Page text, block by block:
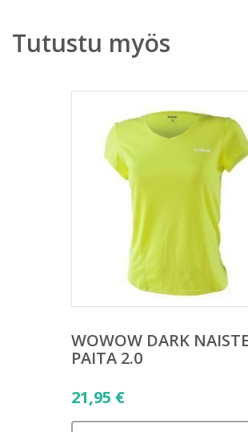
Tutustu myös
WOWOW DARK
PAITA 2.0
21,95 €